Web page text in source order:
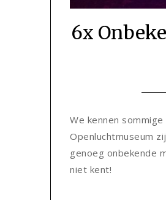
6x
We kennen
Openluchtmuseum
genoeg onbekende
niet kent!